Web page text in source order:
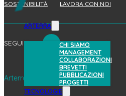
ARTERRA
CHI SIAMO
MANAGEMENT
COLLABORAZIONI
BREVETTI
PUBBLICAZIONI
PROGETTI
TECNOLOGIE
SOSTENIBILITÀ LAVORA CON NOI
SEGUICI
Arterra Bioscience S.p.A.